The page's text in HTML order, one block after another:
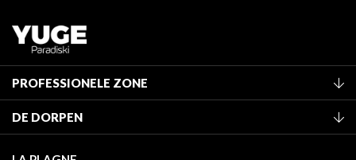
PROFESSIONELE ZONE
Classificatie van de gemeubileerde accommodaties
DE DORPEN